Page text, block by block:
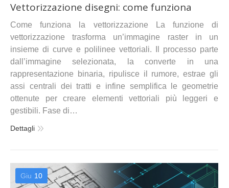
Vettorizzazione disegni: come funziona
Come funziona la vettorizzazione La funzione di
vettorizzazione trasforma un’immagine raster in un
insieme di curve e polilinee vettoriali. Il processo parte
dall’immagine selezionata, la converte in una
rappresentazione binaria, ripulisce il rumore, estrae gli
assi centrali dei tratti e infine semplifica le geometrie
ottenute per creare elementi vettoriali più leggeri e
gestibili. Fase di…
Dettagli
Giu 10